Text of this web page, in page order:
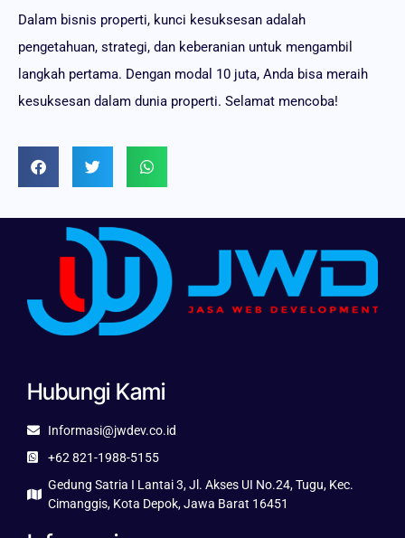
Dalam bisnis properti, kunci kesuksesan adalah
pengetahuan, strategi, dan keberanian untuk mengambil
langkah pertama. Dengan modal 10 juta, Anda bisa meraih
kesuksesan dalam dunia properti. Selamat mencoba!
Hubungi Kami
Informasi@jwdev.co.id
+62 821-1988-5155
Gedung Satria I Lantai 3, Jl. Akses UI No.24, Tugu, Kec.
Cimanggis, Kota Depok, Jawa Barat 16451